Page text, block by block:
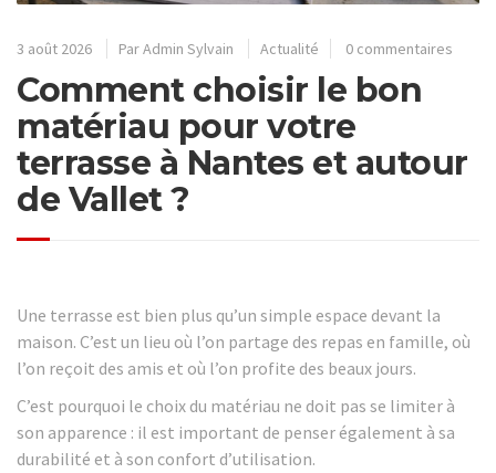
3 août 2026 ParAdmin Sylvain Actualité 0 commentaires
Comment choisir le bon
matériau pour votre
terrasse à Nantes et autour
de Vallet ?
Une terrasse est bien plus qu’un simple espace devant la
maison. C’est un lieu où l’on partage des repas en famille, où
l’on reçoit des amis et où l’on profite des beaux jours.
C’est pourquoi le choix du matériau ne doit pas se limiter à
son apparence : il est important de penser également à sa
durabilité et à son confort d’utilisation.